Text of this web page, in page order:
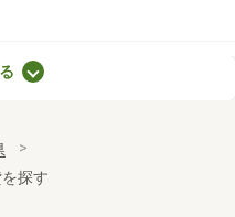
探す